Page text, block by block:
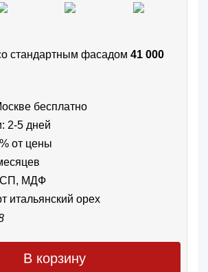
стандартным фасадом 41 000
бесплатно
2-5 дней
от цены
МДФ
итальянский орех
В корзину